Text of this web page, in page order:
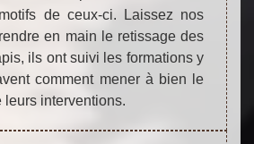
de ceux-ci. Laissez nos
en main le retissage des
ils ont suivi les formations y
comment mener à bien le
leurs interventions.